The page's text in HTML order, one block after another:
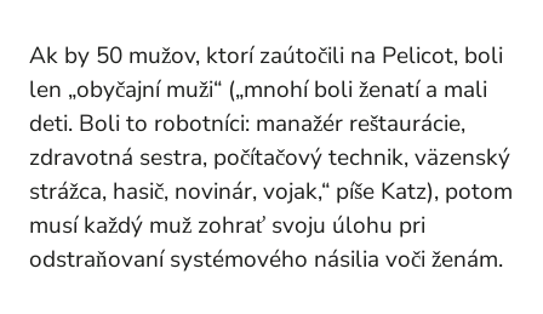
Ak by 50 mužov, ktorí zaútočili na Pelicot, boli
len „obyčajní muži“ („mnohí boli ženatí a mali
deti. Boli to robotníci: manažér reštaurácie,
zdravotná sestra, počítačový technik, väzenský
strážca, hasič, novinár, vojak,“ píše Katz), potom
musí každý muž zohrať svoju úlohu pri
odstraňovaní systémového násilia voči ženám.